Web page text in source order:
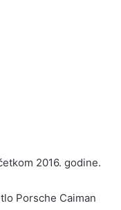
2016. godine.
Porsche Caiman